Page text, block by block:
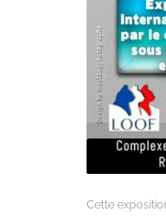
Cette